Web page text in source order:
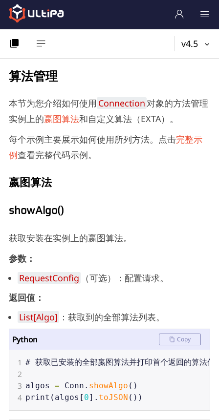
v4.5
算法管理
本节为您介绍如何使用 Connection对象的方法管理
实例上的嬴图算法和自定义算法（EXTA）。
每个示例主要展示如何使用所列方法。点击完整示
例查看完整代码示例。
嬴图算法
showAlgo()
获取安装在实例上的嬴图算法。
参数：
RequestConfig
（可选）：配置请求。
返回值：
List[Algo] ：获取到的全部算法列表。
Python Copy
1 # 获取已安装的全部嬴图算法并打印首个返回的算法信
2
3 algos = Conn . showAlgo ()
4 print ( algos [ 0]. toJSON ())